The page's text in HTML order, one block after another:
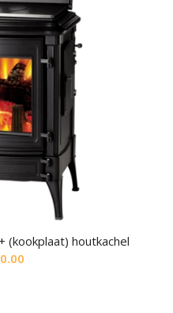
(kookplaat) houtkachel